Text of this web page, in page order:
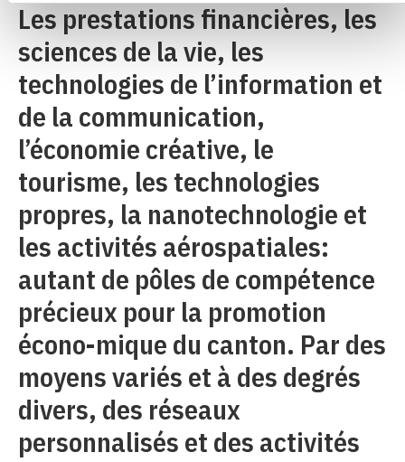
Les prestations financières, les
sciences de la vie, les
technologies de l’information et
de la communication,
l’économie créative, le
tourisme, les technologies
propres, la nanotechnologie et
les activités aérospatiales:
autant de pôles de compétence
précieux pour la promotion
écono-mique du canton. Par des
moyens variés et à des degrés
divers, des réseaux
personnalisés et des activités